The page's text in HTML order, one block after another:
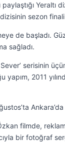
Yeraltı
sezon
de başladı.
sağladı.
serisinin
2011
filmde,
bir fotoğraf